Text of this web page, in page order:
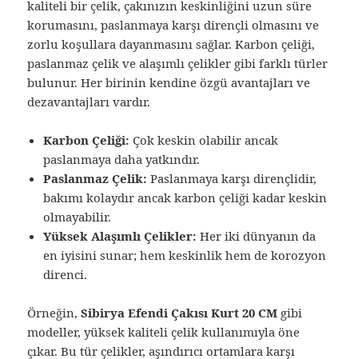
kaliteli bir çelik, çakınızın keskinliğini uzun süre
korumasını, paslanmaya karşı dirençli olmasını ve
zorlu koşullara dayanmasını sağlar. Karbon çeliği,
paslanmaz çelik ve alaşımlı çelikler gibi farklı türler
bulunur. Her birinin kendine özgü avantajları ve
dezavantajları vardır.
Karbon Çeliği: Çok keskin olabilir ancak
paslanmaya daha yatkındır.
Paslanmaz Çelik: Paslanmaya karşı dirençlidir,
bakımı kolaydır ancak karbon çeliği kadar keskin
olmayabilir.
Yüksek Alaşımlı Çelikler: Her iki dünyanın da
en iyisini sunar; hem keskinlik hem de korozyon
direnci.
Örneğin,Sibirya Efendi Çakısı Kurt 20 CM gibi
modeller, yüksek kaliteli çelik kullanımıyla öne
çıkar. Bu tür çelikler, aşındırıcı ortamlara karşı